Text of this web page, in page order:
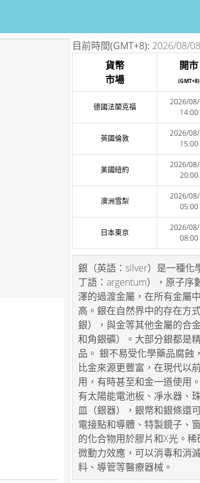
目前時間(GMT+8): 2026/08/
貨幣
市場
開市
(GMT+8)
德國法蘭克福
2026/
14:00
英國倫敦
2026/
15:00
美國紐約
2026/
20:00
澳洲雪梨
2026/
05:00
日本東京
2026/
08:00
銀（英語：silver）是一種化
丁語：argentum），原子序
澤的過渡金屬，在所有金屬
高。銀在自然界中的存在方
銀），與金等其他金屬的合
和角銀礦）。大部分銀都是
品。 銀不易受化學藥品腐蝕
比金來源更豐富，在現代以
用，有時甚至和金一道使用
有太陽能電池板、凈水器、
皿（銀器），銀幣和銀條還
電接點和導體、特製鏡子、
的化合物用於膠片和X光。
微動力效應，可以消毒和消
料、導管等醫療器械。